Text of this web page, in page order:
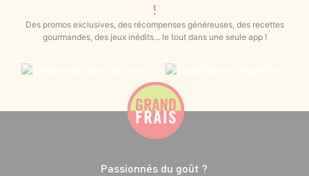
!
Des promos exclusives, des récompenses généreuses, des recettes
gourmandes, des jeux inédits... le tout dans une seule app !
Passionnés du goût ?